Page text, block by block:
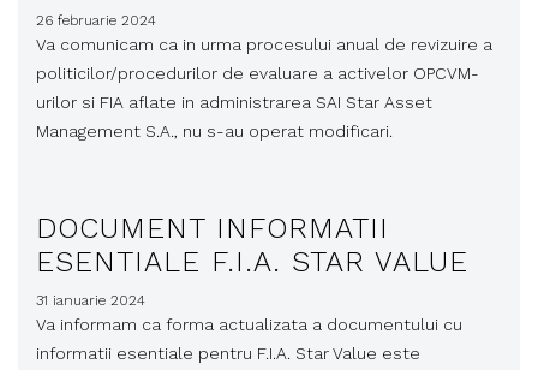
26 februarie 2024
Va comunicam ca in urma procesului anual de revizuire a
politicilor/procedurilor de evaluare a activelor OPCVM-
urilor si FIA aflate in administrarea SAI Star Asset
Management S.A., nu s-au operat modificari.
DOCUMENT INFORMATII
ESENTIALE F.I.A. STAR VALUE
31 ianuarie 2024
Va informam ca forma actualizata a documentului cu
informatii esentiale pentru F.I.A. Star Value este